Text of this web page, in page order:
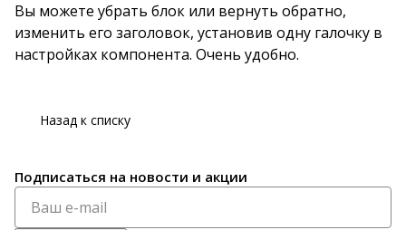
Вы можете убрать блок или вернуть обратно,
изменить его заголовок, установив одну галочку в
настройках компонента. Очень удобно.
Назад к списку
Подписаться на новости и акции